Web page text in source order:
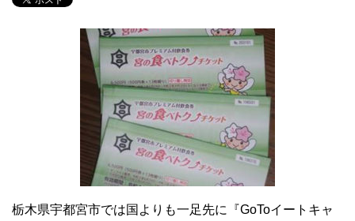
栃木県宇都宮市では国よりも一足先に『GoToイートキャ